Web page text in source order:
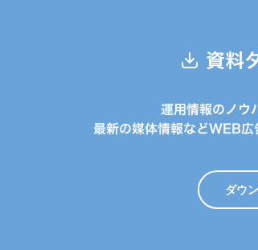
資料
運用情報のノウ
最新の媒体情報などWEB広
ダウ